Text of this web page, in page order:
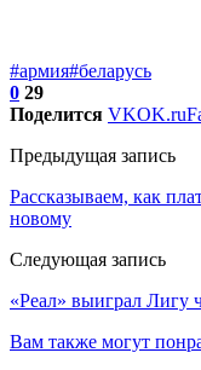
#армия#беларусь
0 29
Поделится VKOK.ru
Предыдущая запись
Рассказываем, как
новому
Следующая запись
«Реал» выиграл Лигу
Вам также могут